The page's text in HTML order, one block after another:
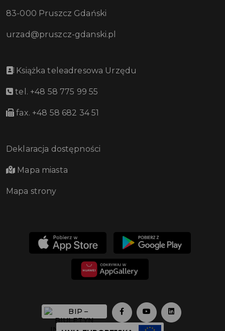
83-000 Pruszcz Gdański
urzad@pruszcz-gdanski.pl
Książka teleadresowa Urzędu
tel. +48 58 775 99 55
fax. +48 58 682 34 51
Deklaracja dostępności
Mapa miasta
Mapa strony